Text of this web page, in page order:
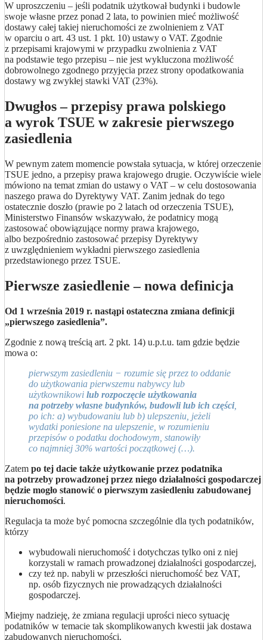
W uproszczeniu – jeśli podatnik użytkował budynki i budowle
swoje własne przez ponad 2 lata, to powinien mieć możliwość
dostawy całej takiej nieruchomości ze zwolnieniem z VAT
w oparciu o art. 43 ust. 1 pkt. 10) ustawy o VAT. Zgodnie
z przepisami krajowymi w przypadku zwolnienia z VAT
na podstawie tego przepisu – nie jest wykluczona możliwość
dobrowolnego zgodnego przyjęcia przez strony opodatkowania
dostawy wg zwykłej stawki VAT (23%).
Dwugłos – przepisy prawa polskiego
a wyrok TSUE w zakresie pierwszego
zasiedlenia
W pewnym zatem momencie powstała sytuacja, w której orzeczenie
TSUE jedno, a przepisy prawa krajowego drugie. Oczywiście wiele
mówiono na temat zmian do ustawy o VAT – w celu dostosowania
naszego prawa do Dyrektywy VAT. Zanim jednak do tego
ostatecznie doszło (prawie po 2 latach od orzeczenia TSUE),
Ministerstwo Finansów wskazywało, że podatnicy mogą
zastosować obowiązujące normy prawa krajowego,
albo bezpośrednio zastosować przepisy Dyrektywy
z uwzględnieniem wykładni pierwszego zasiedlenia
przedstawionego przez TSUE.
Pierwsze zasiedlenie – nowa definicja
Od 1 września 2019 r. nastąpi ostateczna zmiana definicji
„pierwszego zasiedlenia”.
Zgodnie z nową treścią art. 2 pkt. 14) u.p.t.u. tam gdzie będzie
mowa o:
pierwszym zasiedleniu − rozumie się przez to oddanie
do użytkowania pierwszemu nabywcy lub
użytkownikowi lub rozpoczęcie użytkowania
na potrzeby własne budynków, budowli lub ich części,
po ich: a) wybudowaniu lub b) ulepszeniu, jeżeli
wydatki poniesione na ulepszenie, w rozumieniu
przepisów o podatku dochodowym, stanowiły
co najmniej 30% wartości początkowej (…).
Zatem po tej dacie także użytkowanie przez podatnika
na potrzeby prowadzonej przez niego działalności gospodarczej
będzie mogło stanowić o pierwszym zasiedleniu zabudowanej
nieruchomości.
Regulacja ta może być pomocna szczególnie dla tych podatników,
którzy
wybudowali nieruchomość i dotychczas tylko oni z niej
korzystali w ramach prowadzonej działalności gospodarczej,
czy też np. nabyli w przeszłości nieruchomość bez VAT,
np. osób fizycznych nie prowadzących działalności
gospodarczej.
Miejmy nadzieję, że zmiana regulacji uprości nieco sytuację
podatników w temacie tak skomplikowanych kwestii jak dostawa
zabudowanych nieruchomości.